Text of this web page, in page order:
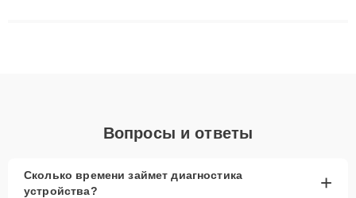
Вопросы и ответы
Сколько времени займет диагностика
устройства?
+